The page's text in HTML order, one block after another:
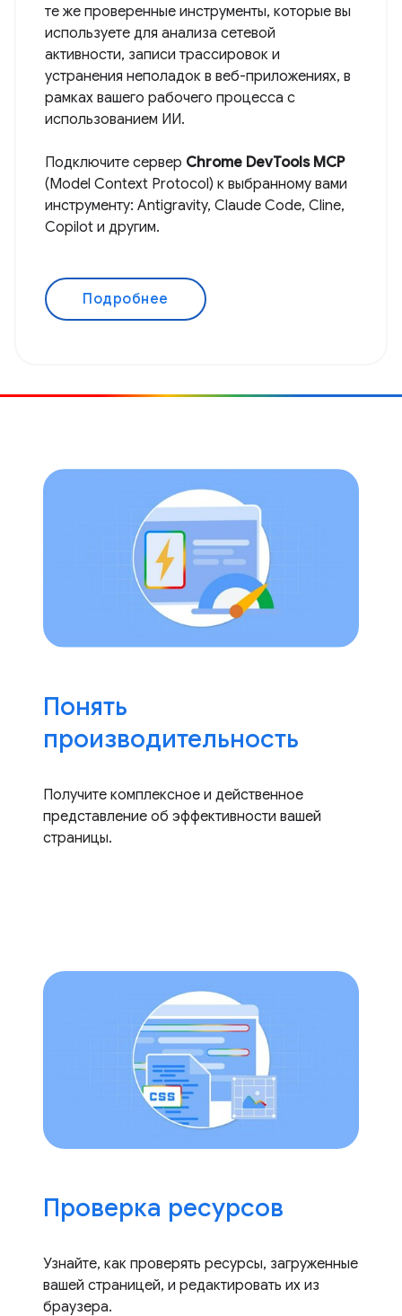
те же проверенные инструменты, которые вы
используете для анализа сетевой
активности, записи трассировок и
устранения неполадок в веб-приложениях, в
рамках вашего рабочего процесса с
использованием ИИ.
Подключите сервер Chrome DevTools MCP
(Model Context Protocol) к выбранному вами
инструменту: Antigravity, Claude Code, Cline,
Copilot и другим.
Подробнее
Понять
производительность
Получите комплексное и действенное
представление об эффективности вашей
страницы.
Проверка ресурсов
Узнайте, как проверять ресурсы, загруженные
вашей страницей, и редактировать их из
браузера.